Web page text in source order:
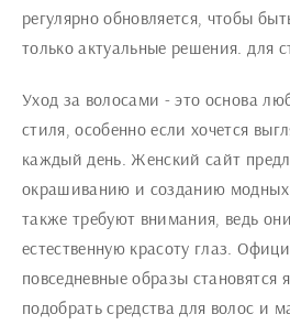
регулярно обновляется, чтобы
только актуальные решения. для
Уход за волосами - это основа
стиля, особенно если хочется
каждый день. Женский сайт
окрашиванию и созданию модных
также требуют внимания, ведь
естественную красоту глаз.
повседневные образы становятся
подобрать средства для волос и